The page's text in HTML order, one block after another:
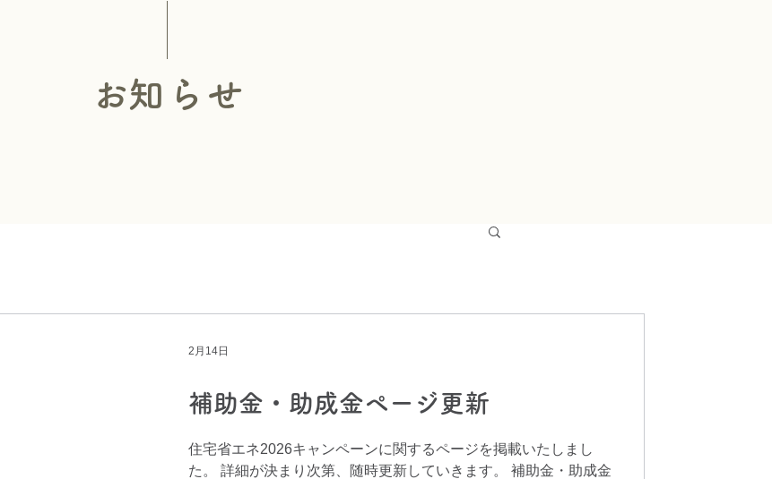
​お知らせ
補助金・助成金ページ更新
住宅省エネ2026キャンペーンに関するページを掲載いたしまし
た。 詳細が決まり次第、随時更新していきます。 補助金・助成金
2月14日